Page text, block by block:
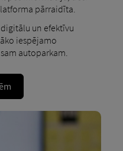
pārraidīta.
un efektīvu
iespējamo
autoparkam.